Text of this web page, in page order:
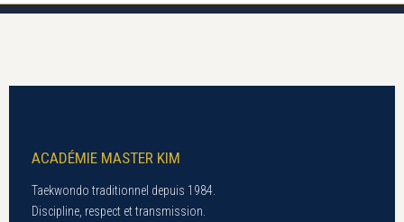
ACADÉMIE MASTER KIM
Taekwondo traditionnel depuis 1984.
Discipline, respect et transmission.